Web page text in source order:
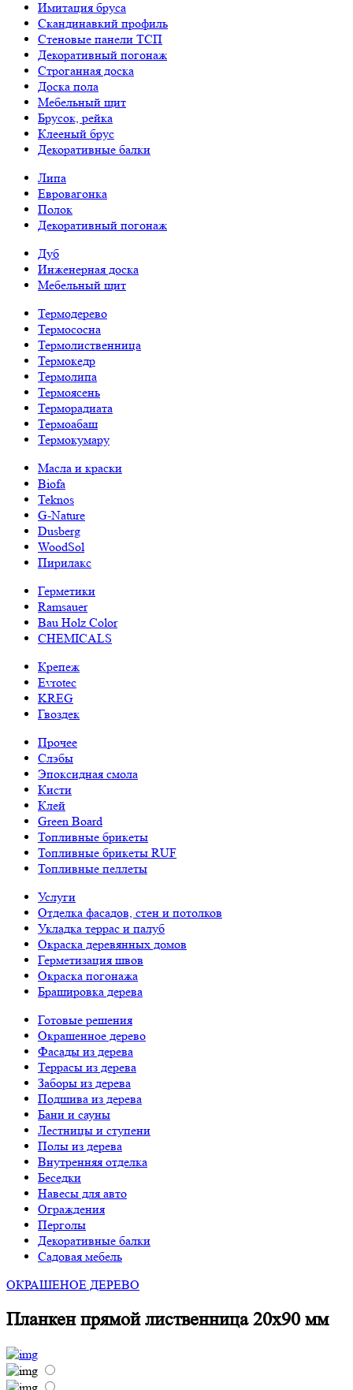
Имитация бруса
Скандинавкий профиль
Стеновые панели ТСП
Декоративный погонаж
Строганная доска
Доска пола
Мебельный щит
Брусок, рейка
Клееный брус
Декоративные балки
Липа
Евровагонка
Полок
Декоративный погонаж
Дуб
Инженерная доска
Мебельный щит
Термодерево
Термососна
Термолиственница
Термокедр
Термолипа
Термоясень
Терморадиата
Термоабаш
Термокумару
Масла и краски
Biofa
Teknos
G-Nature
Dusberg
WoodSol
Пирилакс
Герметики
Ramsauer
Bau Holz Color
CHEMICALS
Крепеж
Evrotec
KREG
Гвоздек
Прочее
Слэбы
Эпоксидная смола
Кисти
Клей
Green Board
Топливные брикеты
Топливные брикеты RUF
Топливные пеллеты
Услуги
Отделка фасадов, стен и потолков
Укладка террас и палуб
Окраска деревянных домов
Герметизация швов
Окраска погонажа
Брашировка дерева
Готовые решения
Окрашенное дерево
Фасады из дерева
Террасы из дерева
Заборы из дерева
Подшива из дерева
Бани и сауны
Лестницы и ступени
Полы из дерева
Внутренняя отделка
Беседки
Навесы для авто
Ограждения
Перголы
Декоративные балки
Садовая мебель
ОКРАШЕНОЕ ДЕРЕВО
Планкен прямой лиственница 20х90 мм